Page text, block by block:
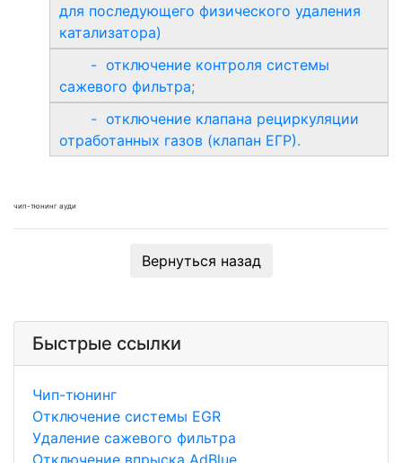
для последующего физического удаления
катализатора)
- отключение контроля системы
сажевого фильтра;
- отключение клапана рециркуляции
отработанных газов (клапан ЕГР).
чип-тюнинг ауди
Вернуться назад
Быстрые ссылки
Чип-тюнинг
Отключение системы EGR
Удаление сажевого фильтра
Отключение впрыска AdBlue